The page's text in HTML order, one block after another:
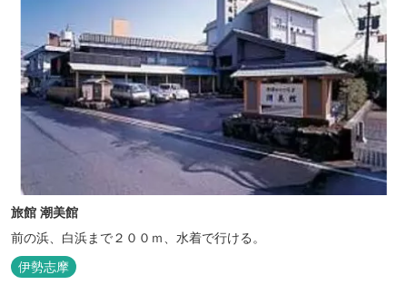
旅館 潮美館
前の浜、白浜まで２００ｍ、水着で行ける。
伊勢志摩